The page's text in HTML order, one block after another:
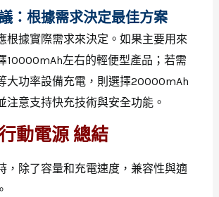
：根據需求決定最佳方案
根據實際需求來決定。如果主要用來
10000mAh左右的輕便型產品；若需
大功率設備充電，則選擇20000mAh
注意支持快充技術與安全功能。
動電源 總結
，除了容量和充電速度，兼容性與適